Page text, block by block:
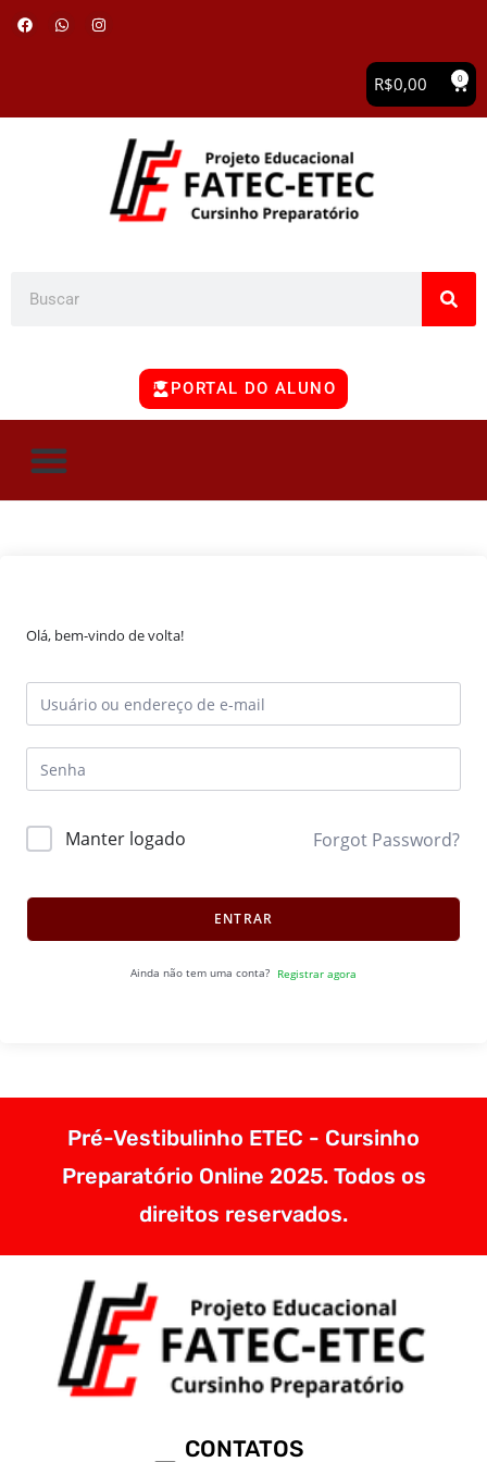
R$0,00 0
PORTAL DO ALUNO
Olá, bem-vindo de volta!
Manter logado Forgot Password?
ENTRAR
Ainda não tem uma conta? Registrar agora
Pré-Vestibulinho ETEC - Cursinho
Preparatório Online 2025. Todos os
direitos reservados.
CONTATOS